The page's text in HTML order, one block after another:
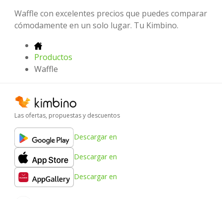
Waffle con excelentes precios que puedes comparar
cómodamente en un solo lugar. Tu Kimbino.
Productos
Waffle
Las ofertas, propuestas y descuentos
Descargar en
Descargar en
Descargar en